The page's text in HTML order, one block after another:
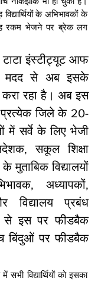
के अभिभावकों के
रकम भेजने पर ब्रेक लग
टाटा इंस्टीट्यूट आफ
मदद से अब इसके
रहा है। अब इस
प्रत्येक जिले के 20-
में सर्वे के लिए भेजी
सकूल शिक्षा
विद्यालयों
अध्यापकों,
विद्यालय प्रबंध
से इस पर फीडबैक
बिंदुओं पर फीडबैक
सभी विद्यार्थियों को इसका